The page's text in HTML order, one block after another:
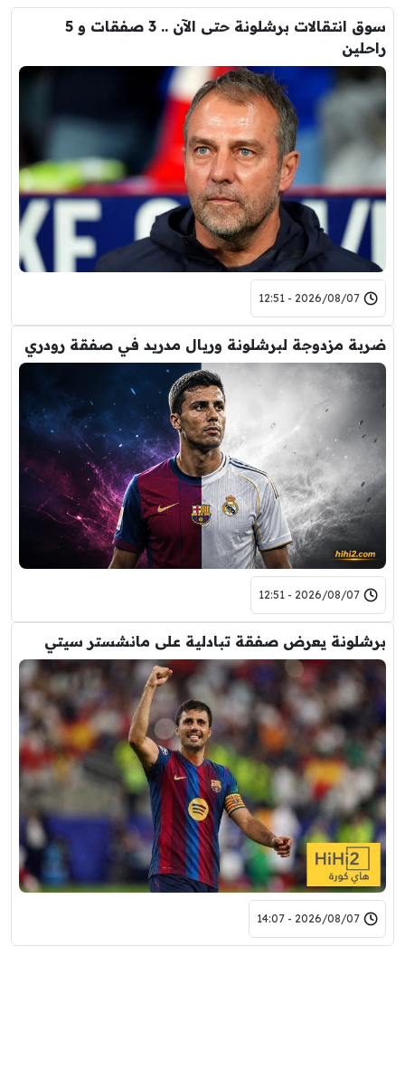
سوق انتقالات برشلونة حتى الآن .. 3 صفقات و 5
راحلين
2026/08/07 - 12:51
ضربة مزدوجة لبرشلونة وريال مدريد في صفقة رودري
2026/08/07 - 12:51
برشلونة يعرض صفقة تبادلية على مانشستر سيتي
2026/08/07 - 14:07